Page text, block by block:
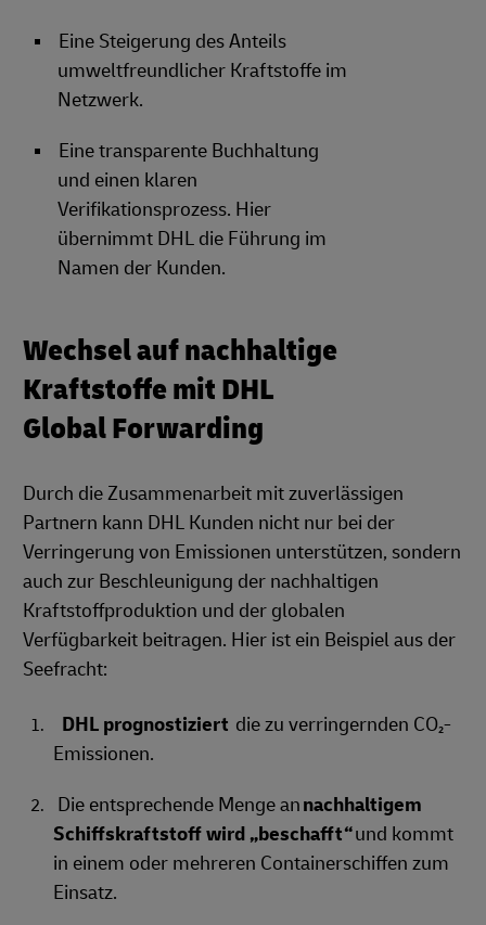
Eine Steigerung des Anteils
umweltfreundlicher Kraftstoffe im
Netzwerk.
Eine transparente Buchhaltung
und einen klaren
Verifikationsprozess. Hier
übernimmt DHL die Führung im
Namen der Kunden.
Wechsel auf nachhaltige
Kraftstoffe mit DHL
Global Forwarding
Durch die Zusammenarbeit mit zuverlässigen
Partnern kann DHL Kunden nicht nur bei der
Verringerung von Emissionen unterstützen, sondern
auch zur Beschleunigung der nachhaltigen
Kraftstoffproduktion und der globalen
Verfügbarkeit beitragen. Hier ist ein Beispiel aus der
Seefracht:
DHL prognostiziert die zu verringernden CO₂-
Emissionen.
Die entsprechende Menge annachhaltigem
Schiffskraftstoff wird „beschafft“und kommt
in einem oder mehreren Containerschiffen zum
Einsatz.